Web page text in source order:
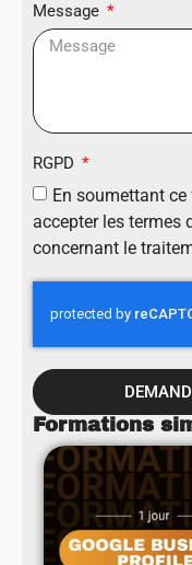
Message
RGPD
En soumettant
accepter les termes
concernant le
Formations